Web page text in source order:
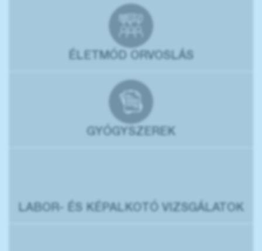
ÉLETMÓD ORVOSLÁS
GYÓGYSZEREK
LABOR- ÉS KÉPALKOTÓ VIZSGÁLATOK